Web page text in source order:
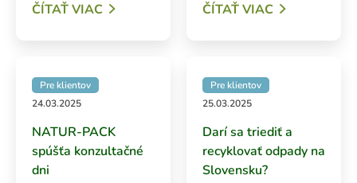
ČÍTAŤ VIAC ČÍTAŤ VIAC
Pre klientov
24.03.2025
NATUR-PACK
spúšťa konzultačné
dni
Pre klientov
25.03.2025
Darí sa triediť a
recyklovať odpady na
Slovensku?